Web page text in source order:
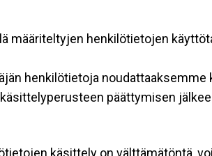
määriteltyjen henkilötietojen
henkilötietoja noudattaaksemme
päättymisen
käsittely on välttämätöntä,